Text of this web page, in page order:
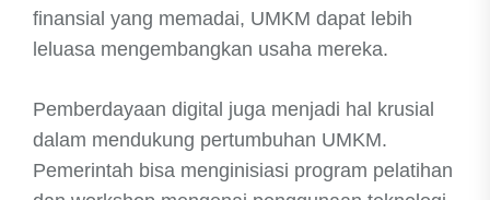
finansial yang memadai, UMKM dapat lebih
leluasa mengembangkan usaha mereka.
Pemberdayaan digital juga menjadi hal krusial
dalam mendukung pertumbuhan UMKM.
Pemerintah bisa menginisiasi program pelatihan